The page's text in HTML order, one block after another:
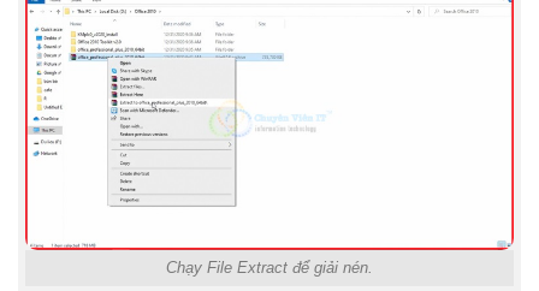
Chạy File Extract để giải nén.